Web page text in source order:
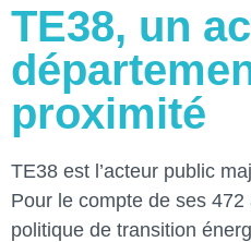
TE38, un
proximité
TE38 est l’acteur public
Pour le compte de ses
politique de transition